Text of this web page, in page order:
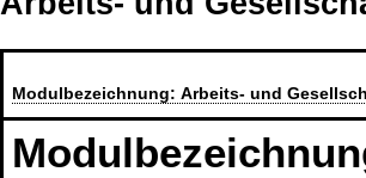
Modulbezeichnung:Arbeits- und